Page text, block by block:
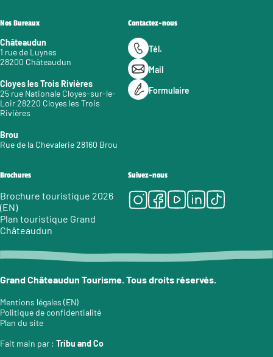
Nos Bureaux
Châteaudun
1 rue de Luynes
28200 Châteaudun
Cloyes les Trois Rivières
25 rue Nationale Cloyes-sur-le-
Loir 28220 Cloyes les Trois
Rivières
Brou
Rue de la Chevalerie 28160 Brou
Contactez-nous
Tél.
Mail
Formulaire
Brochures
Brochure touristique 2026
(EN)
Plan touristique Grand
Châteaudun
Suivez-nous
Instagram
Facebook
Youtube
LinkedIn
Tiktok
Grand Châteaudun Tourisme. Tous droits réservés.
Mentions légales (EN)
Politique de confidentialité
Plan du site
Fait main par : Tribu and Co